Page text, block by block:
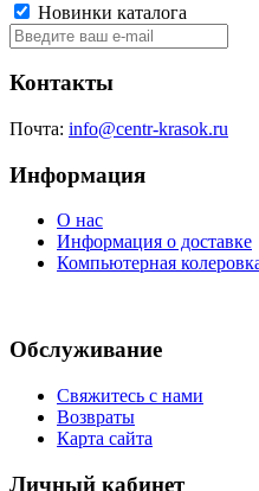
Новинки каталога
Контакты
Почта: info@centr-krasok.ru
Информация
О нас
Информация о доставке
Компьютерная
Обслуживание
Свяжитесь с нами
Возвраты
Карта сайта
Личный кабинет